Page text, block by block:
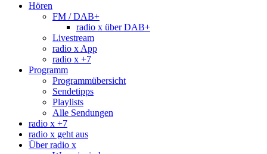
Hören
FM / DAB+
radio x über DAB+
Livestream
radio x App
radio x +7
Programm
Programmübersicht
Sendetipps
Playlists
Alle Sendungen
radio x +7
radio x geht aus
Über radio x